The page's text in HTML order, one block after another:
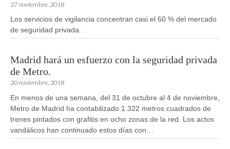
27 noviembre, 2018
Los servicios de vigilancia concentran casi el 60 % del mercado
de seguridad privada.
Madrid hará un esfuerzo con la seguridad privada
de Metro.
20 noviembre, 2018
En menos de una semana, del 31 de octubre al 4 de noviembre,
Metro de Madrid ha contabilizado 1.322 metros cuadrados de
trenes pintados con grafitis en ocho zonas de la red. Los actos
vandálicos han continuado estos días con…